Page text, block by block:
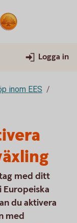
Logga in
inom EES
med ditt
Europeiska
du aktivera
med